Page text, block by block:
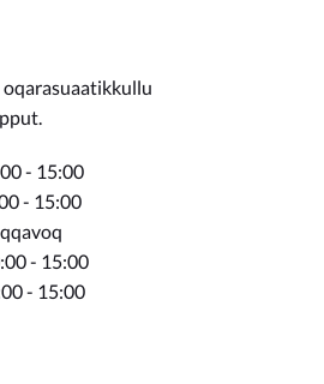
- 15:00
- 15:00
- 15:00
- 15:00